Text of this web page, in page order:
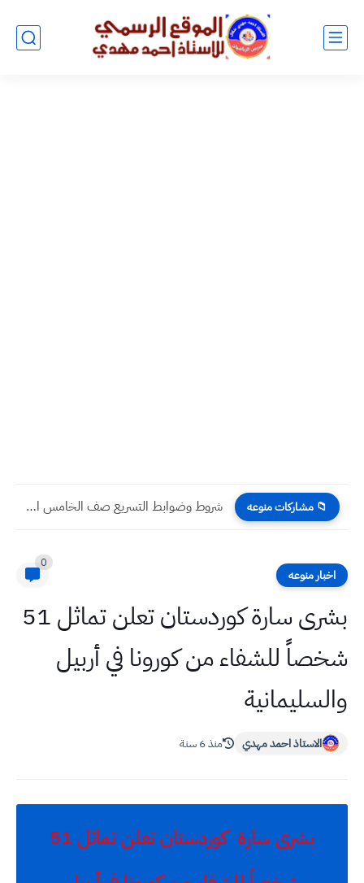
📁 مشاركات منوعه شروط وضوابط التسريع صف الخامس الابتدائي
اخبار منوعه
0
بشرى سارة كوردستان تعلن تماثل 51
شخصاً للشفاء من كورونا في أربيل
والسليمانية
الاستاذ احمد مهدي منذ 6 سنة
بشرى سارة كوردستان تعلن تماثل 51